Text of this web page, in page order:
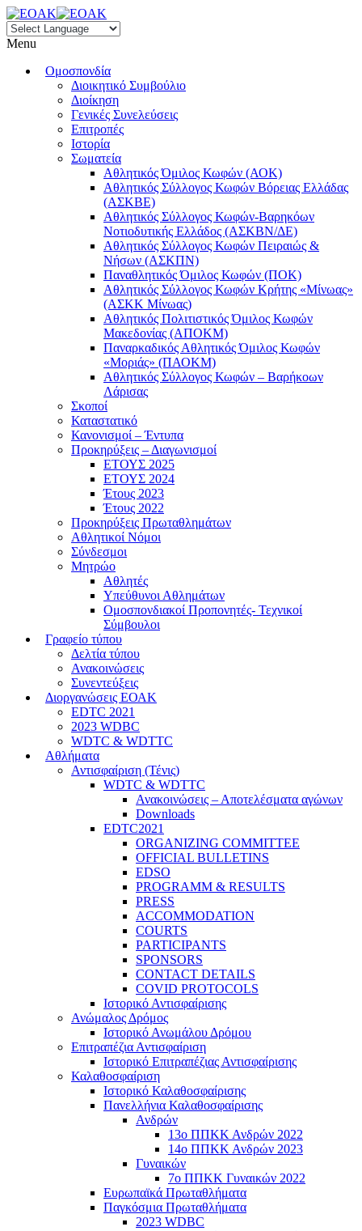
Menu
Ομοσπονδία
Διοικητικό Συμβούλιο
Διοίκηση
Γενικές Συνελεύσεις
Επιτροπές
Ιστορία
Σωματεία
Αθλητικός Όμιλος Κωφών (ΑΟΚ)
Αθλητικός Σύλλογος Κωφών Βόρειας Ελλάδας
(ΑΣΚΒΕ)
Αθλητικός Σύλλογος Κωφών-Βαρηκόων
Νοτιοδυτικής Ελλάδος (ΑΣΚΒΝ/ΔΕ)
Αθλητικός Σύλλογος Κωφών Πειραιώς &
Νήσων (ΑΣΚΠΝ)
Παναθλητικός Όμιλος Κωφών (ΠΟΚ)
Αθλητικός Σύλλογος Κωφών Κρήτης «Μίνωας»
(ΑΣΚΚ Μίνωας)
Αθλητικός Πολιτιστικός Όμιλος Κωφών
Μακεδονίας (ΑΠΟΚΜ)
Παναρκαδικός Αθλητικός Όμιλος Κωφών
«Μοριάς» (ΠΑΟΚΜ)
Αθλητικός Σύλλογος Κωφών – Βαρήκοων
Λάρισας
Σκοποί
Καταστατικό
Κανονισμοί – Έντυπα
Προκηρύξεις – Διαγωνισμοί
ΕΤΟΥΣ 2025
ΕΤΟΥΣ 2024
Έτους 2023
Έτους 2022
Προκηρύξεις Πρωταθλημάτων
Αθλητικοί Νόμοι
Σύνδεσμοι
Μητρώο
Αθλητές
Υπεύθυνοι Αθλημάτων
Ομοσπονδιακοί Προπονητές- Τεχνικοί
Σύμβουλοι
Γραφείο τύπου
Δελτία τύπου
Ανακοινώσεις
Συνεντεύξεις
Διοργανώσεις ΕΟΑΚ
EDTC 2021
2023 WDBC
WDTC & WDTTC
Αθλήματα
Αντισφαίριση (Τένις)
WDTC & WDTTC
Ανακοινώσεις – Αποτελέσματα αγώνων
Downloads
EDTC2021
ORGANIZING COMMITTEE
OFFICIAL BULLETINS
EDSO
PROGRAMM & RESULTS
PRESS
ACCOMMODATION
COURTS
PARTICIPANTS
SPONSORS
CONTACT DETAILS
COVID PROTOCOLS
Ιστορικό Αντισφαίρισης
Ανώμαλος Δρόμος
Ιστορικό Ανωμάλου Δρόμου
Επιτραπέζια Αντισφαίριση
Ιστορικό Επιτραπέζιας Αντισφαίρισης
Καλαθοσφαίριση
Ιστορικό Καλαθοσφαίρισης
Πανελλήνια Καλαθοσφαίρισης
Ανδρών
13ο ΠΠΚΚ Ανδρών 2022
14ο ΠΠΚΚ Ανδρών 2023
Γυναικών
7ο ΠΠΚΚ Γυναικών 2022
Ευρωπαϊκά Πρωταθλήματα
Παγκόσμια Πρωταθλήματα
2023 WDBC